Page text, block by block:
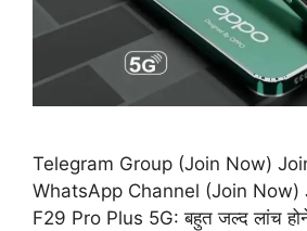
Telegram Group (Join Now)
WhatsApp Channel (Join Now)
F29 Pro Plus 5G: बहुत जल्द लांच